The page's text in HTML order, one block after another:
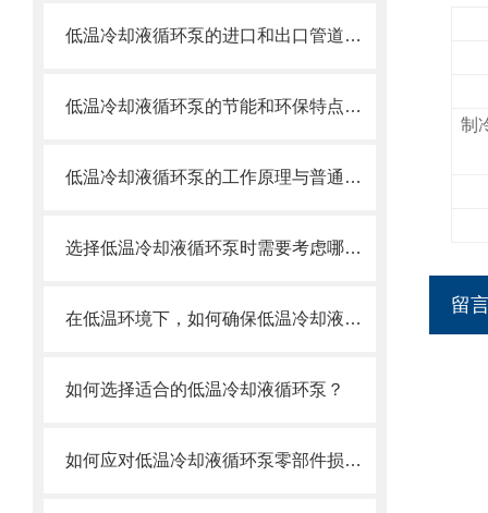
低温冷却液循环泵的进口和出口管道应该如何设计？
低温冷却液循环泵的节能和环保特点是什么？如何实现节能和环保？
低温冷却液循环泵的工作原理与普通冷却液循环泵有何区别？
选择低温冷却液循环泵时需要考虑哪些关键因素？
在低温环境下，如何确保低温冷却液循环泵的可靠性和安全性？
如何选择适合的低温冷却液循环泵？
如何应对低温冷却液循环泵零部件损坏的情况？
制
留